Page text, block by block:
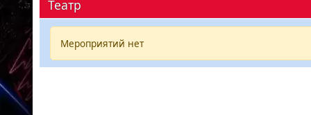
Театр
Мероприятий нет